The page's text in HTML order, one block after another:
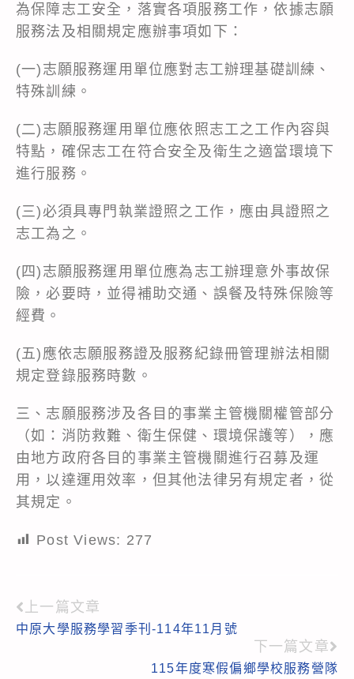
為保障志工安全，落實各項服務工作，依據志願
服務法及相關規定應辦事項如下：
(一)志願服務運用單位應對志工辦理基礎訓練、
特殊訓練。
(二)志願服務運用單位應依照志工之工作內容與
特點，確保志工在符合安全及衛生之適當環境下
進行服務。
(三)必須具專門執業證照之工作，應由具證照之
志工為之。
(四)志願服務運用單位應為志工辦理意外事故保
險，必要時，並得補助交通、誤餐及特殊保險等
經費。
(五)應依志願服務證及服務紀錄冊管理辦法相關
規定登錄服務時數。
三、志願服務涉及各目的事業主管機關權管部分
（如：消防救難、衛生保健、環境保護等），應
由地方政府各目的事業主管機關進行召募及運
用，以達運用效率，但其他法律另有規定者，從
其規定。
Post Views: 277
Read
more
上一篇文章
中原大學服務學習季刊-114年11月號
下一篇文章
115年度寒假偏鄉學校服務營隊